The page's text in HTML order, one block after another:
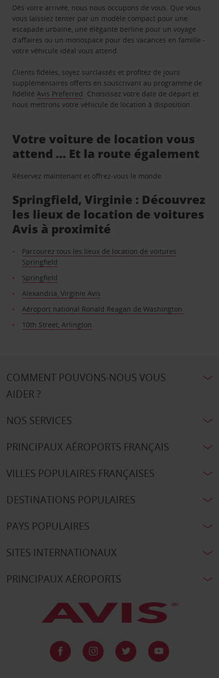
Dès votre arrivée, nous nous occupons de vous. Que vous
vous laissiez tenter par un modèle compact pour une
escapade urbaine, une élégante berline pour un voyage
d’affaires ou un monospace pour des vacances en famille -
votre véhicule idéal vous attend.
Clients fidèles, soyez surclassés et profitez de jours
supplémentaires offerts en souscrivant au programme de
fidélitéAvis Preferred. Choisissez votre date de départ et
nous mettrons votre véhicule de location à disposition.
Votre voiture de location vous
attend … Et la route également
Réservez maintenant et offrez-vous le monde.
Springfield, Virginie : Découvrez
les lieux de location de voitures
Avis à proximité
Parcourez tous les lieux de location de voitures
Springfield
Springfield
Alexandria, Virginie Avis
Aéroport national Ronald Reagan de Washington
10th Street, Arlington
COMMENT POUVONS-NOUS VOUS
AIDER ?
NOS SERVICES
PRINCIPAUX AÉROPORTS FRANÇAIS
VILLES POPULAIRES FRANÇAISES
DESTINATIONS POPULAIRES
PAYS POPULAIRES
SITES INTERNATIONAUX
PRINCIPAUX AÉROPORTS